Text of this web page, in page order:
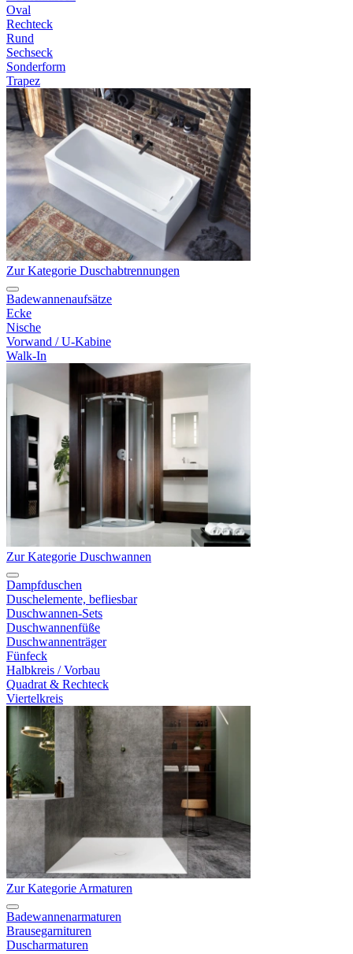
Oval
Rechteck
Rund
Sechseck
Sonderform
Trapez
Zur Kategorie Duschabtrennungen
Badewannenaufsätze
Ecke
Nische
Vorwand / U-Kabine
Walk-In
Zur Kategorie Duschwannen
Dampfduschen
Duschelemente, befliesbar
Duschwannen-Sets
Duschwannenfüße
Duschwannenträger
Fünfeck
Halbkreis / Vorbau
Quadrat & Rechteck
Viertelkreis
Zur Kategorie Armaturen
Badewannenarmaturen
Brausegarnituren
Duscharmaturen